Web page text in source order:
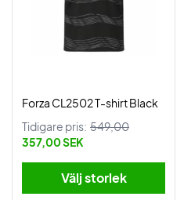
Forza CL2502 T-shirt Black
Tidigare pris: 549,00
357,00 SEK
Välj storlek